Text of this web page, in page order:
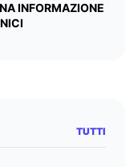
INFORMAZIONE
TUTTI